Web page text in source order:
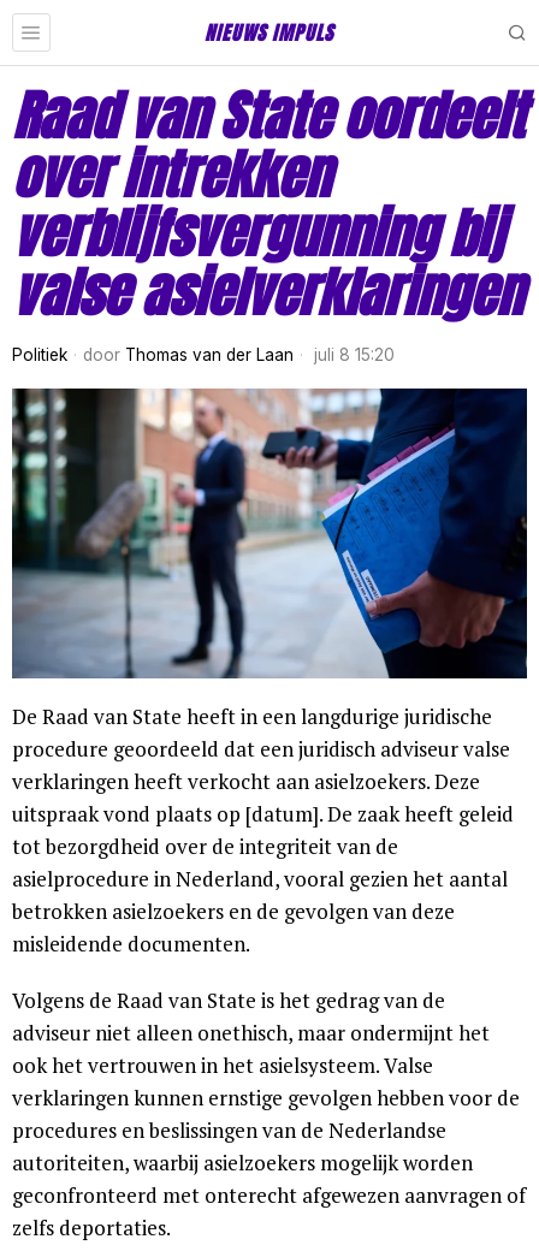
NIEUWS IMPULS
Raad van State oordeelt
over intrekken
verblijfsvergunning bij
valse asielverklaringen
Politiek door Thomas van der Laan juli 8 15:20
De Raad van State heeft in een langdurige juridische
procedure geoordeeld dat een juridisch adviseur valse
verklaringen heeft verkocht aan asielzoekers. Deze
uitspraak vond plaats op [datum]. De zaak heeft geleid
tot bezorgdheid over de integriteit van de
asielprocedure in Nederland, vooral gezien het aantal
betrokken asielzoekers en de gevolgen van deze
misleidende documenten.
Volgens de Raad van State is het gedrag van de
adviseur niet alleen onethisch, maar ondermijnt het
ook het vertrouwen in het asielsysteem. Valse
verklaringen kunnen ernstige gevolgen hebben voor de
procedures en beslissingen van de Nederlandse
autoriteiten, waarbij asielzoekers mogelijk worden
geconfronteerd met onterecht afgewezen aanvragen of
zelfs deportaties.